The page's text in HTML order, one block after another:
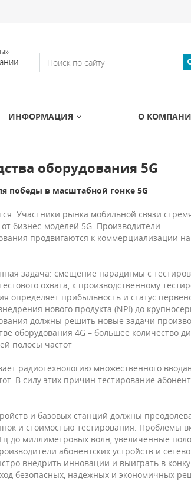
-
ИНФОРМАЦИЯ О
оборудования 5G
победы в масштабной гонке 5G
Участники рынка мобильной связи
бизнес-моделей 5G. Производители
продвигаются к коммерциализации на
задача: смещение парадигмы с
охвата, к производственному
определяет прибыльность и статус
нового продукта (NPI) до
должны решить новые задачи
оборудования 4G – большее количество
полосы частот
радиотехнологию множественного
В силу этих причин тестирование
и базовых станций должны
и стоимостью тестирования. Проблемы
до миллиметровых волн, увеличенные
абонентских устройств и
внедрить инновации и выиграть в
безопасных, надежных и экономичных